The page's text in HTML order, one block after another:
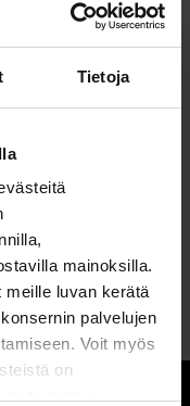
Tietoja
mainoksilla.
luvan kerätä
palvelujen
Voit myös
on